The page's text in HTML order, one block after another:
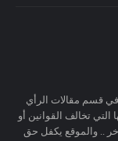
في قسم مقالات الرأي
تخالف القوانين أو
.. والموقع يكفل حق